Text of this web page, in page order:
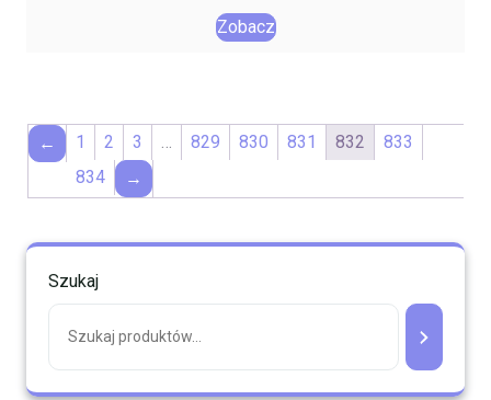
Zobacz
← 1 2 3 … 829 830 831 832
833
834
→
Szukaj